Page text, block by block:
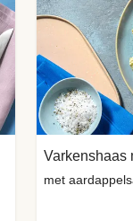
Varkenshaas
met